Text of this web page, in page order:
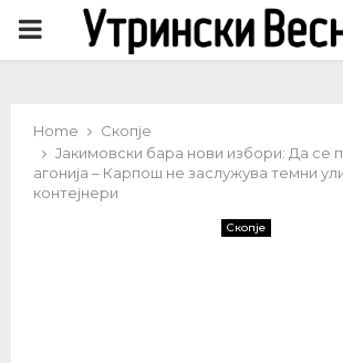
PRIMARY
Home
Скопје
Јакимовски бара нови избори: Да се
агонија – Карпош не заслужува темни
контејнери
Скопје